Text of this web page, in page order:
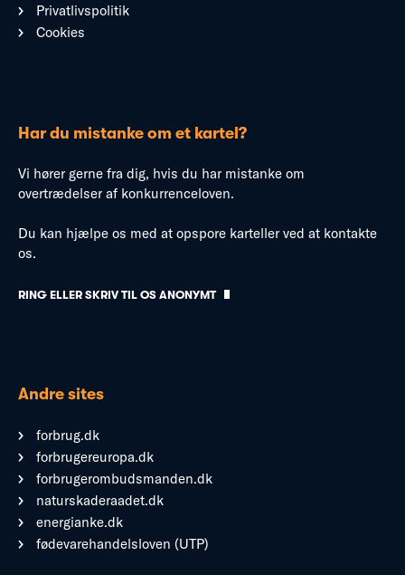
Privatlivspolitik
Cookies
Har du mistanke om et kartel?
Vi hører gerne fra dig, hvis du har mistanke om
overtrædelser af konkurrenceloven.
Du kan hjælpe os med at opspore karteller ved at kontakte
os.
RING ELLER SKRIV TIL OS ANONYMT
Andre sites
forbrug.dk
forbrugereuropa.dk
forbrugerombudsmanden.dk
naturskaderaadet.dk
energianke.dk
fødevarehandelsloven (UTP)